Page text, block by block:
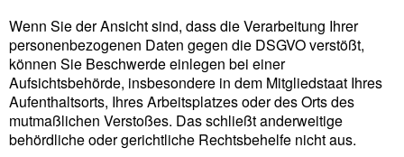
Wenn Sie der Ansicht sind, dass die Verarbeitung Ihrer
personenbezogenen Daten gegen die DSGVO verstößt,
können Sie Beschwerde einlegen bei einer
Aufsichtsbehörde, insbesondere in dem Mitgliedstaat Ihres
Aufenthaltsorts, Ihres Arbeitsplatzes oder des Orts des
mutmaßlichen Verstoßes. Das schließt anderweitige
behördliche oder gerichtliche Rechtsbehelfe nicht aus.